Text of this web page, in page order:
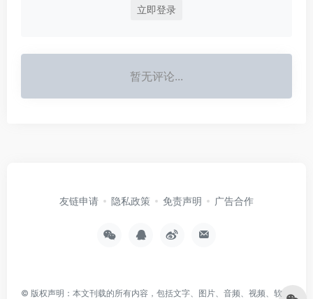
立即登录
暂无评论...
友链申请 隐私政策 免责声明 广告合作
© 版权声明：本文刊载的所有内容，包括文字、图片、音频、视频、软